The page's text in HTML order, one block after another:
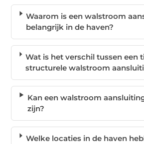
Waarom is een walstroom
belangrijk in de haven?
Wat is het verschil tussen een
structurele walstroom
Kan een walstroom
zijn?
Welke locaties in de haven